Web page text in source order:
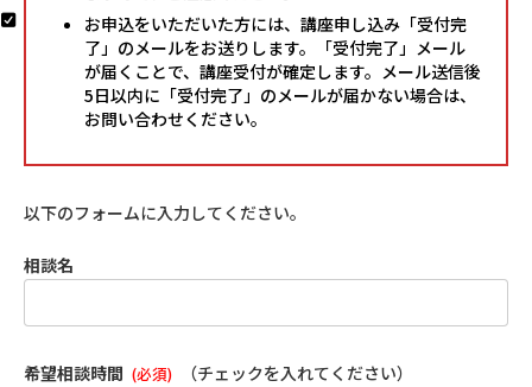
お申込をいただいた方には、講座申し込み「受付完
了」のメールをお送りします。「受付完了」メール
が届くことで、講座受付が確定します。メール送信後
5日以内に「受付完了」のメールが届かない場合は、
お問い合わせください。
以下のフォームに入力してください。
相談名
希望相談時間 (必須)
（チェックを入れてください）